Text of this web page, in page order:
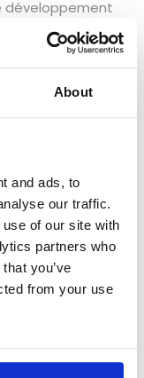
About
and ads, to
our traffic.
of our site with
partners who
you’ve
from your use
développement
lagune.
plus de 1000
des
habitants vit à
en été, ces
résidente
liées à
la
de sel.
années 70, ce
accru de